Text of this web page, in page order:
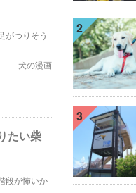
がつりそう
犬の漫画
たい柴
段が怖いか
2
3